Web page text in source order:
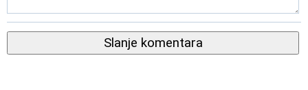
Slanje komentara